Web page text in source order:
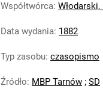
Współtwórca: Włodarski,
Data wydania: 1882
Typ zasobu: czasopismo
Źródło: MBP Tarnów ; SD